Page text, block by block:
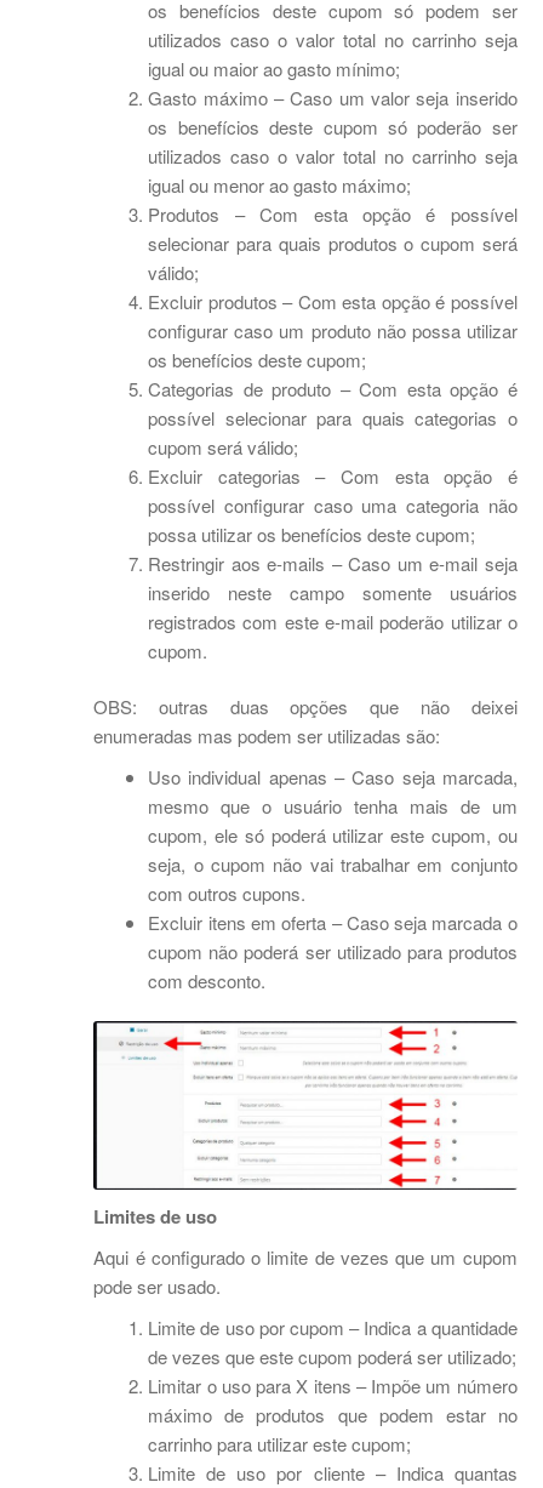
os benefícios deste cupom só podem ser
utilizados caso o valor total no carrinho seja
igual ou maior ao gasto mínimo;
Gasto máximo – Caso um valor seja inserido
os benefícios deste cupom só poderão ser
utilizados caso o valor total no carrinho seja
igual ou menor ao gasto máximo;
Produtos – Com esta opção é possível
selecionar para quais produtos o cupom será
válido;
Excluir produtos – Com esta opção é possível
configurar caso um produto não possa utilizar
os benefícios deste cupom;
Categorias de produto – Com esta opção é
possível selecionar para quais categorias o
cupom será válido;
Excluir categorias – Com esta opção é
possível configurar caso uma categoria não
possa utilizar os benefícios deste cupom;
Restringir aos e-mails – Caso um e-mail seja
inserido neste campo somente usuários
registrados com este e-mail poderão utilizar o
cupom.
OBS: outras duas opções que não deixei
enumeradas mas podem ser utilizadas são:
Uso individual apenas – Caso seja marcada,
mesmo que o usuário tenha mais de um
cupom, ele só poderá utilizar este cupom, ou
seja, o cupom não vai trabalhar em conjunto
com outros cupons.
Excluir itens em oferta – Caso seja marcada o
cupom não poderá ser utilizado para produtos
com desconto.
Limites de uso
Aqui é configurado o limite de vezes que um cupom
pode ser usado.
Limite de uso por cupom – Indica a quantidade
de vezes que este cupom poderá ser utilizado;
Limitar o uso para X itens – Impõe um número
máximo de produtos que podem estar no
carrinho para utilizar este cupom;
Limite de uso por cliente – Indica quantas